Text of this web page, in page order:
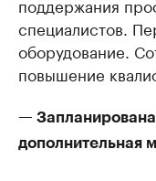
специалистов.
оборудование.
повышение
—
дополнительная